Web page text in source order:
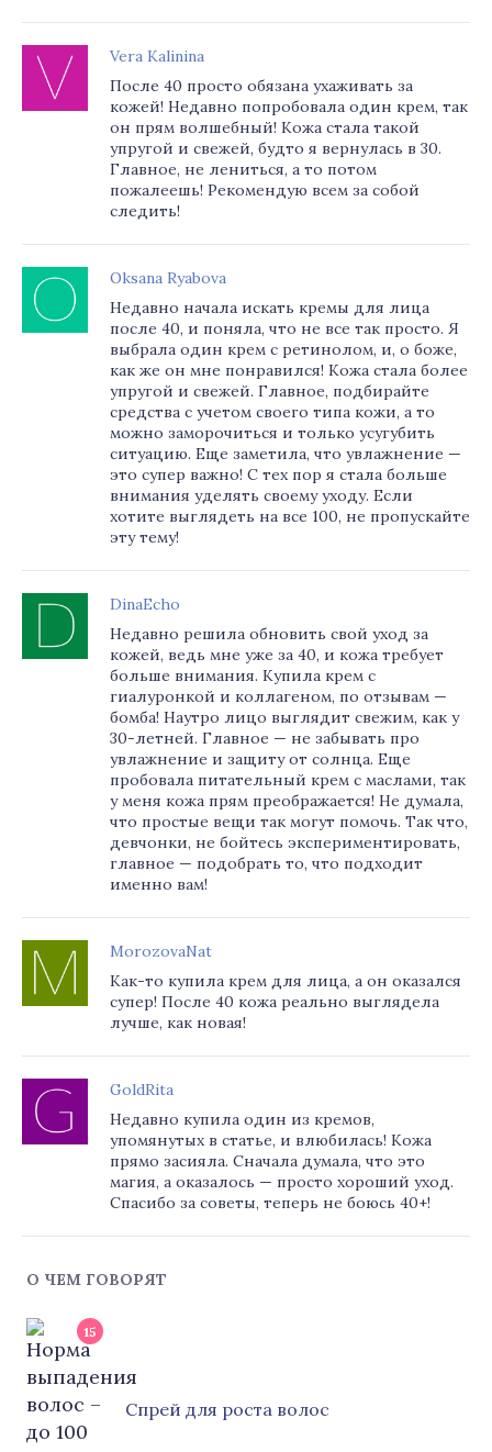
Vera Kalinina
После 40 просто обязана ухаживать за
кожей! Недавно попробовала один крем, так
он прям волшебный! Кожа стала такой
упругой и свежей, будто я вернулась в 30.
Главное, не лениться, а то потом
пожалеешь! Рекомендую всем за собой
следить!
Oksana Ryabova
Недавно начала искать кремы для лица
после 40, и поняла, что не все так просто. Я
выбрала один крем с ретинолом, и, о боже,
как же он мне понравился! Кожа стала более
упругой и свежей. Главное, подбирайте
средства с учетом своего типа кожи, а то
можно заморочиться и только усугубить
ситуацию. Еще заметила, что увлажнение —
это супер важно! С тех пор я стала больше
внимания уделять своему уходу. Если
хотите выглядеть на все 100, не пропускайте
эту тему!
DinaEcho
Недавно решила обновить свой уход за
кожей, ведь мне уже за 40, и кожа требует
больше внимания. Купила крем с
гиалуронкой и коллагеном, по отзывам —
бомба! Наутро лицо выглядит свежим, как у
30-летней. Главное — не забывать про
увлажнение и защиту от солнца. Еще
пробовала питательный крем с маслами, так
у меня кожа прям преображается! Не думала,
что простые вещи так могут помочь. Так что,
девчонки, не бойтесь экспериментировать,
главное — подобрать то, что подходит
именно вам!
MorozovaNat
Как-то купила крем для лица, а он оказался
супер! После 40 кожа реально выглядела
лучше, как новая!
GoldRita
Недавно купила один из кремов,
упомянутых в статье, и влюбилась! Кожа
прямо засияла. Сначала думала, что это
магия, а оказалось — просто хороший уход.
Спасибо за советы, теперь не боюсь 40+!
О ЧЕМ ГОВОРЯТ
15
Cпрей для роста волос